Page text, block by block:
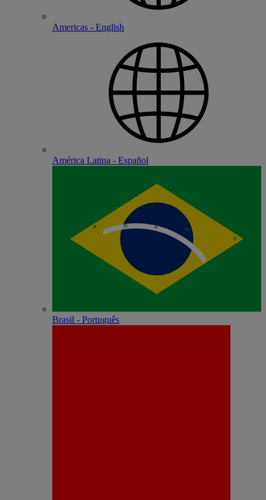
Americas - English
América Latina - Español
Brasil - Português